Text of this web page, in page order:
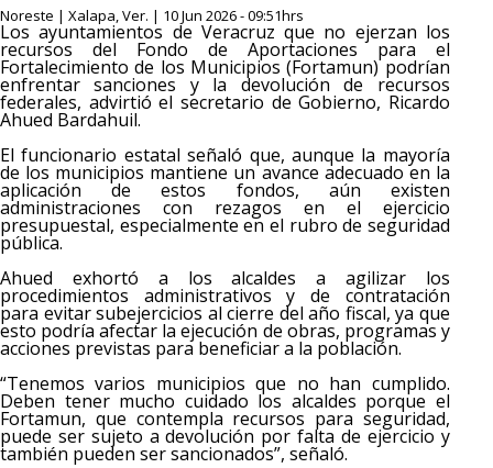
Noreste | Xalapa, Ver. | 10 Jun 2026 - 09:51hrs
Los ayuntamientos de Veracruz que no ejerzan los
recursos del Fondo de Aportaciones para el
Fortalecimiento de los Municipios (Fortamun) podrían
enfrentar sanciones y la devolución de recursos
federales, advirtió el secretario de Gobierno, Ricardo
Ahued Bardahuil.
El funcionario estatal señaló que, aunque la mayoría
de los municipios mantiene un avance adecuado en la
aplicación de estos fondos, aún existen
administraciones con rezagos en el ejercicio
presupuestal, especialmente en el rubro de seguridad
pública.
Ahued exhortó a los alcaldes a agilizar los
procedimientos administrativos y de contratación
para evitar subejercicios al cierre del año fiscal, ya que
esto podría afectar la ejecución de obras, programas y
acciones previstas para beneficiar a la población.
“Tenemos varios municipios que no han cumplido.
Deben tener mucho cuidado los alcaldes porque el
Fortamun, que contempla recursos para seguridad,
puede ser sujeto a devolución por falta de ejercicio y
también pueden ser sancionados”, señaló.